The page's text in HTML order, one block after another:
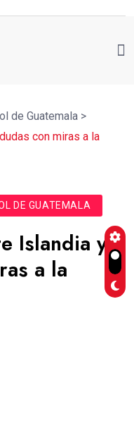
de Guatemala >
con miras a la
DE GUATEMALA
Islandia y
a la